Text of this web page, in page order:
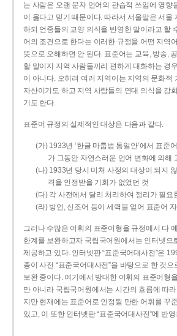
는 사람은 오랜 문자 언어의 관습적 쓰임에 영향
이 옳다고 믿기 때문이다. 따라서 서울말은 서울
하되 언중들의 교양 의식을 반영한 말이라고 할
어의 조건으로 한다는 이러한 규정을 어떤 지역
뜻으로 오해하면 안 된다. 표준어는 교육, 방송,
할 말이지 지역 사람들끼리 편하게 대화하는 경
이 아니다. 오히려 여러 지역어는 지역의 문화적
자산이기도 하고 지역 사람들의 연대 의식을 강
기도 한다.
표준어 규정의 실제적인 대상은 다음과 같다.
(가) 1933년 ‘한글 마춤법 통일안’에서 표준
가 그동안 자연스러운 언어 변화에 의해
(나) 1933년 당시 미처 사정의 대상이 되지
격을 인정받을 기회가 없었던 것
(다) 각 사전에서 달리 처리하여 정리가 필요
(라) 방언, 신조어 등이 세력을 얻어 표준어
그러나 수많은 어휘의 표준어형을 규정에서 다
한계를 보완하고자 국립국어원에서는 인터넷으
제공하고 있다. 인터넷판 “표준국어대사전”은
종이 사전 “표준국어대사전”을 바탕으로 한 것으
보완 중이다. 여기에서 방대한 어휘의 표준어형
만 아니라 국립국어원에서는 시간의 흐름에 따
지만 현재에는 표준어로 인정될 만한 어휘를 꾸
있고, 이 또한 인터넷판 “표준국어대사전”에 반